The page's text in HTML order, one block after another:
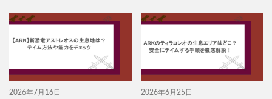
2026年7月16日 2026年6月25日